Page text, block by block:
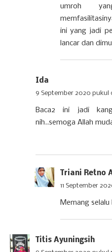
umroh
ini yang jadi
lancar dan
Ida
9 September 2020 pukul
Baca2 ini jadi
nih..semoga Allah
Triani Retno
11 September
Memang selalu
Titis Ayuningsih